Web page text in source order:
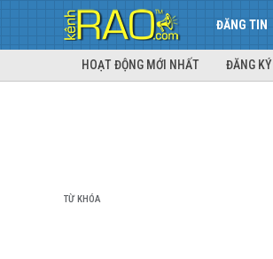
ĐĂNG TIN
HOẠT ĐỘNG MỚI NHẤT ĐĂNG KÝ
TỪ KHÓA